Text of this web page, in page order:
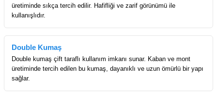
üretiminde sıkça tercih edilir. Hafifliği ve zarif görünümü ile
kullanışlıdır.
Double Kumaş
Double kumaş çift taraflı kullanım imkanı sunar. Kaban ve mont
üretiminde tercih edilen bu kumaş, dayanıklı ve uzun ömürlü bir yapı
sağlar.